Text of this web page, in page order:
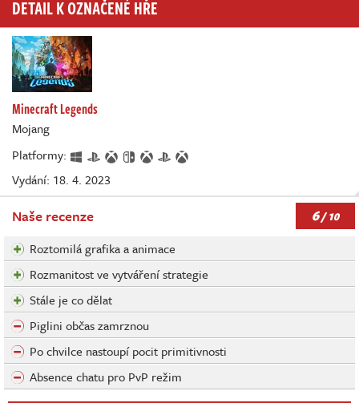
DETAIL K OZNAČENÉ HŘE
Minecraft Legends
Mojang
Platformy:
Vydání: 18. 4. 2023
Naše recenze 6/ 10
Roztomilá grafika a animace
Rozmanitost ve vytváření strategie
Stále je co dělat
Piglini občas zamrznou
Po chvilce nastoupí pocit primitivnosti
Absence chatu pro PvP režim